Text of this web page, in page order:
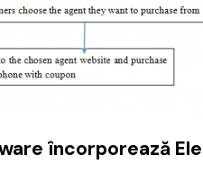
încorporează